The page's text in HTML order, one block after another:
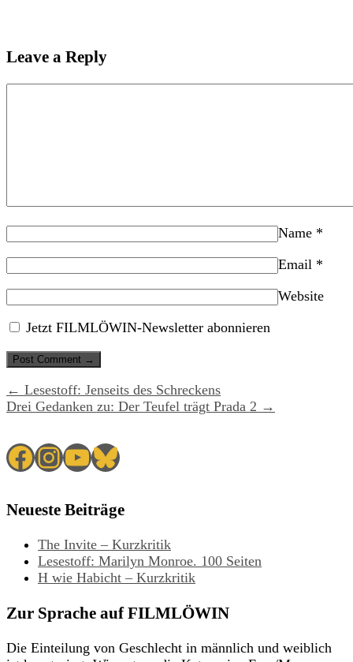
Leave a Reply
Name *
Email *
Website
Jetzt FILMLÖWIN-Newsletter abonnieren
← Lesestoff: Jenseits des Schreckens
Drei Gedanken zu: Der Teufel trägt Prada 2 →
Facebook
Instagram
YouTube
Bluesky
Neueste Beiträge
The Invite – Kurzkritik
Lesestoff: Marilyn Monroe. 100 Seiten
H wie Habicht – Kurzkritik
Zur Sprache auf FILMLÖWIN
Die Einteilung von Geschlecht in männlich und weiblich